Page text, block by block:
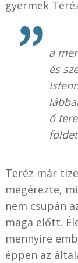
gyermek
a
és
ő
Teréz már
megérezte,
nem csupán
maga előtt.
mennyire
éppen az